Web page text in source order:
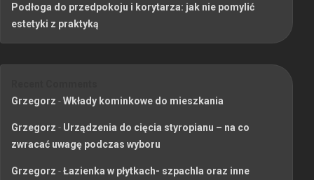
Podłoga do przedpokoju i korytarza: jak nie pomylić
estetyki z praktyką
Grzegorz -Wkłady kominkowe do mieszkania
Grzegorz - Urządzenia do cięcia styropianu – na co
zwracać uwagę podczas wyboru
Grzegorz -Łazienka w płytkach- szpachla oraz inne